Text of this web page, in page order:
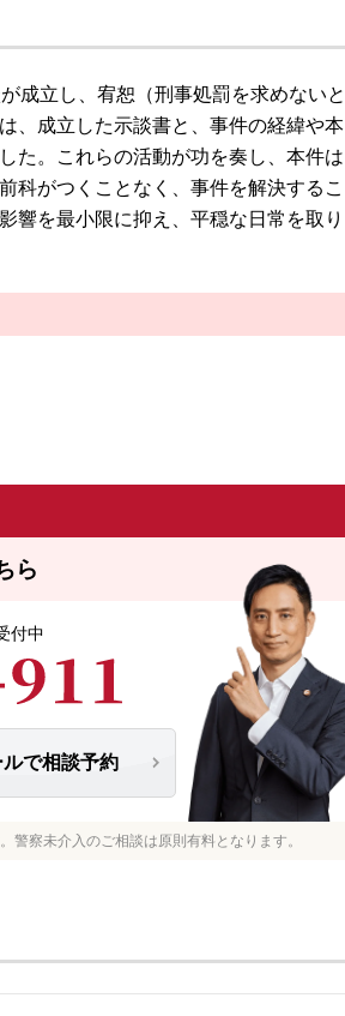
成立し、宥恕（刑事処罰を求めないと
、成立した示談書と、事件の経緯や本
た。これらの活動が功を奏し、本件は
科がつくことなく、事件を解決するこ
響を最小限に抑え、平穏な日常を取り
ら
付中
ルで相談予約
察未介入のご相談は原則有料となります。